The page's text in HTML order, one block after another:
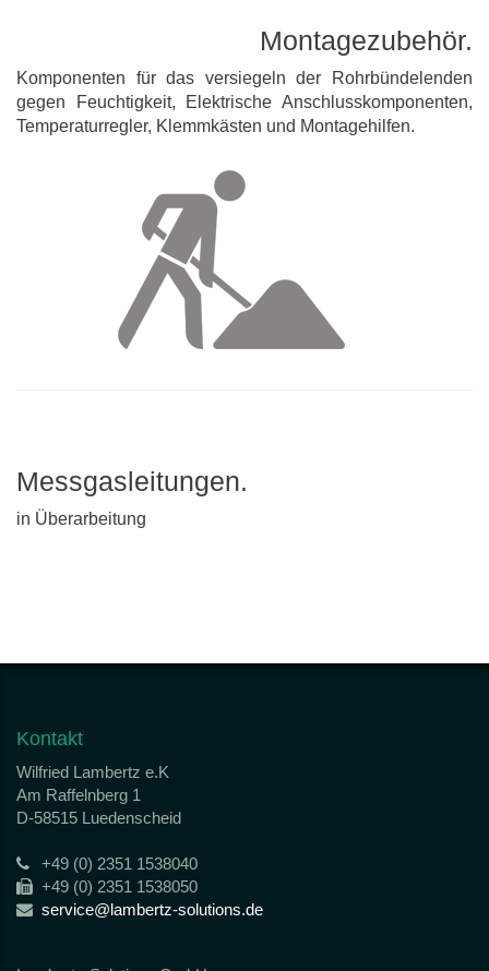
Montagezubehör.
Komponenten für das versiegeln der Rohrbündelenden
gegen Feuchtigkeit, Elektrische Anschlusskomponenten,
Temperaturregler, Klemmkästen und Montagehilfen.
Messgasleitungen.
in Überarbeitung
Kontakt
Wilfried Lambertz e.K
Am Raffelnberg 1
D-58515 Luedenscheid
+49 (0) 2351 1538040
+49 (0) 2351 1538050
service@lambertz-solutions.de